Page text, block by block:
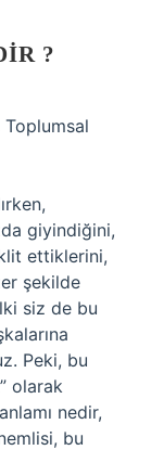
?
Toplumsal
giyindiğini,
ettiklerini,
şekilde
siz de bu
Peki, bu
olarak
nedir,
bu